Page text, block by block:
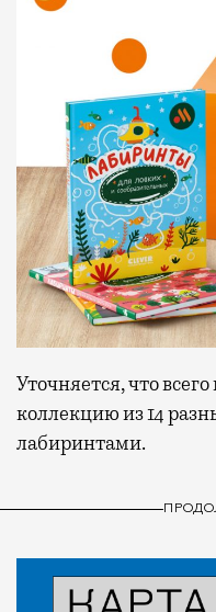
Уточняется, что
коллекцию из 14
лабиринтами.